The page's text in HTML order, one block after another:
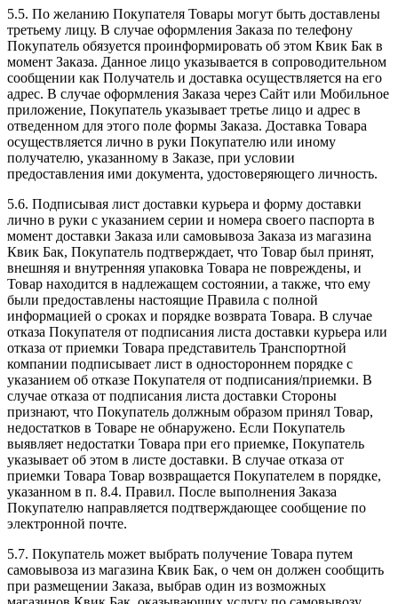
5.5. По желанию Покупателя Товары могут быть доставлены
третьему лицу. В случае оформления Заказа по телефону
Покупатель обязуется проинформировать об этом Квик Бак в
момент Заказа. Данное лицо указывается в сопроводительном
сообщении как Получатель и доставка осуществляется на его
адрес. В случае оформления Заказа через Сайт или Мобильное
приложение, Покупатель указывает третье лицо и адрес в
отведенном для этого поле формы Заказа. Доставка Товара
осуществляется лично в руки Покупателю или иному
получателю, указанному в Заказе, при условии
предоставления ими документа, удостоверяющего личность.
5.6. Подписывая лист доставки курьера и форму доставки
лично в руки с указанием серии и номера своего паспорта в
момент доставки Заказа или самовывоза Заказа из магазина
Квик Бак, Покупатель подтверждает, что Товар был принят,
внешняя и внутренняя упаковка Товара не повреждены, и
Товар находится в надлежащем состоянии, а также, что ему
были предоставлены настоящие Правила с полной
информацией о сроках и порядке возврата Товара. В случае
отказа Покупателя от подписания листа доставки курьера или
отказа от приемки Товара представитель Транспортной
компании подписывает лист в одностороннем порядке с
указанием об отказе Покупателя от подписания/приемки. В
случае отказа от подписания листа доставки Стороны
признают, что Покупатель должным образом принял Товар,
недостатков в Товаре не обнаружено. Если Покупатель
выявляет недостатки Товара при его приемке, Покупатель
указывает об этом в листе доставки. В случае отказа от
приемки Товара Товар возвращается Покупателем в порядке,
указанном в п. 8.4. Правил. После выполнения Заказа
Покупателю направляется подтверждающее сообщение по
электронной почте.
5.7. Покупатель может выбрать получение Товара путем
самовывоза из магазина Квик Бак, о чем он должен сообщить
при размещении Заказа, выбрав один из возможных